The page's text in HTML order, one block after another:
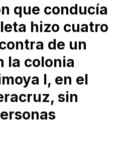
que conducía
hizo cuatro
de un
la colonia
I, en el
sin